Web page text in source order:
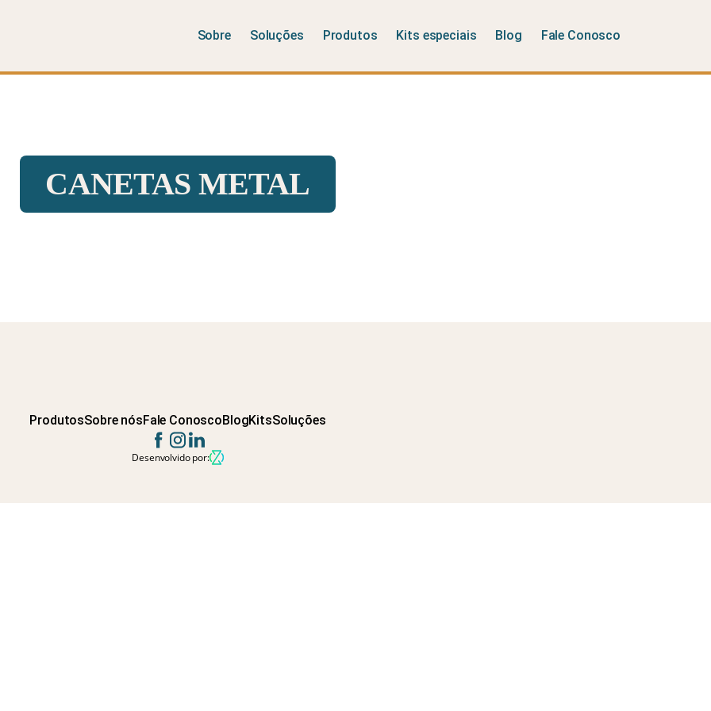
Sobre Soluções Produtos Kits especiais Blog Fale Conosco
CANETAS METAL
ProdutosSobre nósFale ConoscoBlogKitsSoluções
Desenvolvido por: